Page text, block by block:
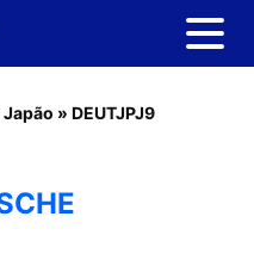
Japão » DEUTJPJ9